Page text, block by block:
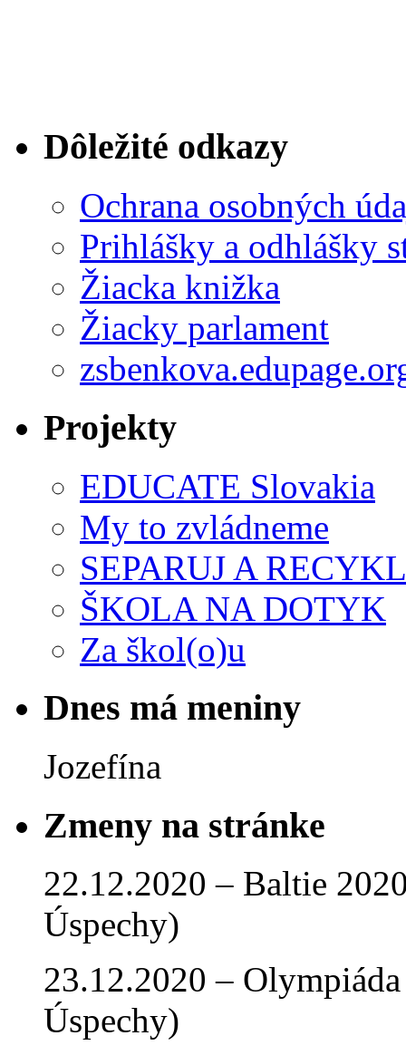
Dôležité odkazy
Ochrana osobných
Prihlášky a odhlášky
Žiacka knižka
Žiacky parlament
Projekty
EDUCATE Slovakia
My to zvládneme
SEPARUJ A
ŠKOLA NA DOTYK
Za škol(o)u
Dnes má meniny
Jozefína
Zmeny na stránke
22.12.2020 – Baltie
Úspechy)
23.12.2020 –
Úspechy)